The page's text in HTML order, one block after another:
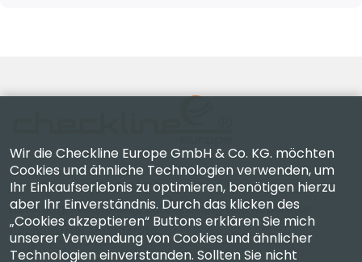
Checkline Europe GmbH & Co. KG. — Spezialisten für
Lieferung, Kalibrierung, Zertifizierung und Reparatur
hochpräziser Messgeräte.
Wir die Checkline Europe GmbH & Co. KG. möchten
Cookies und ähnliche Technologien verwenden, um
Ihr Einkaufserlebnis zu optimieren, benötigen hierzu
aber Ihr Einverständnis. Durch das klicken des
„Cookies akzeptieren“ Buttons erklären Sie mich
unserer Verwendung von Cookies und ähnlicher
Technologien einverstanden. Sollten Sie nicht